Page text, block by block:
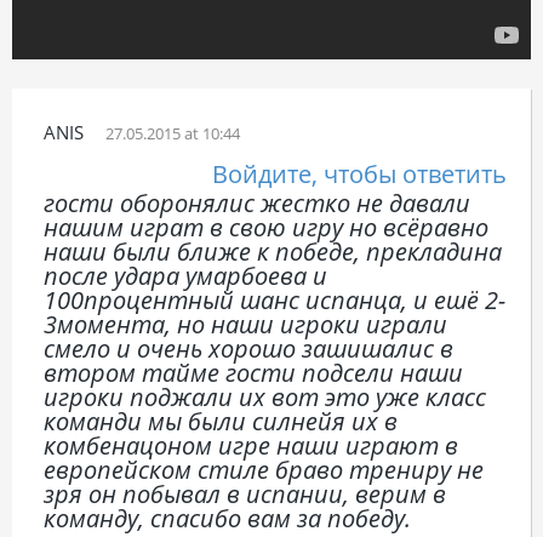
ANIS 27.05.2015 at 10:44
Войдите, чтобы ответить
гости оборонялис жестко не давали
нашим играт в свою игру но всёравно
наши были ближе к победе, прекладина
после удара умарбоева и
100процентный шанс испанца, и ешё 2-
3момента, но наши игроки играли
смело и очень хорошо зашишалис в
втором тайме гости подсели наши
игроки поджали их вот это уже класс
команди мы были силнейя их в
комбенацоном игре наши играют в
европейском стиле браво трениру не
зря он побывал в испании, верим в
команду, спасибо вам за победу.